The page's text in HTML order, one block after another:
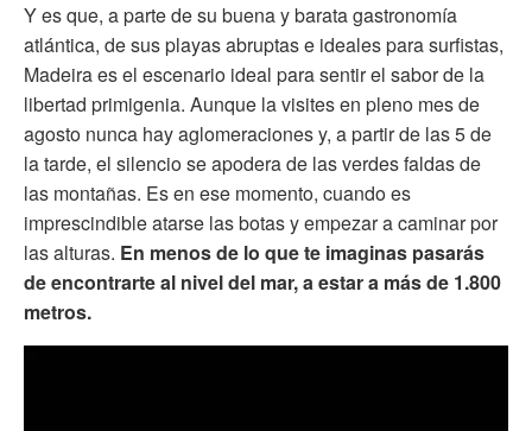
Y es que, a parte de su buena y barata gastronomía
atlántica, de sus playas abruptas e ideales para surfistas,
Madeira es el escenario ideal para sentir el sabor de la
libertad primigenia. Aunque la visites en pleno mes de
agosto nunca hay aglomeraciones y, a partir de las 5 de
la tarde, el silencio se apodera de las verdes faldas de
las montañas. Es en ese momento, cuando es
imprescindible atarse las botas y empezar a caminar por
las alturas. En menos de lo que te imaginas pasarás
de encontrarte al nivel del mar, a estar a más de 1.800
metros.